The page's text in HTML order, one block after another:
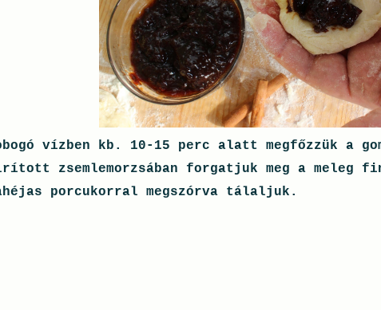
vízben kb. 10-15 perc alatt megfőzzük a
zsemlemorzsában forgatjuk meg a meleg
porcukorral megszórva tálaljuk.